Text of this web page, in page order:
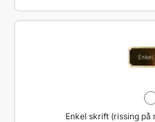
Enkel skrift (rissing på